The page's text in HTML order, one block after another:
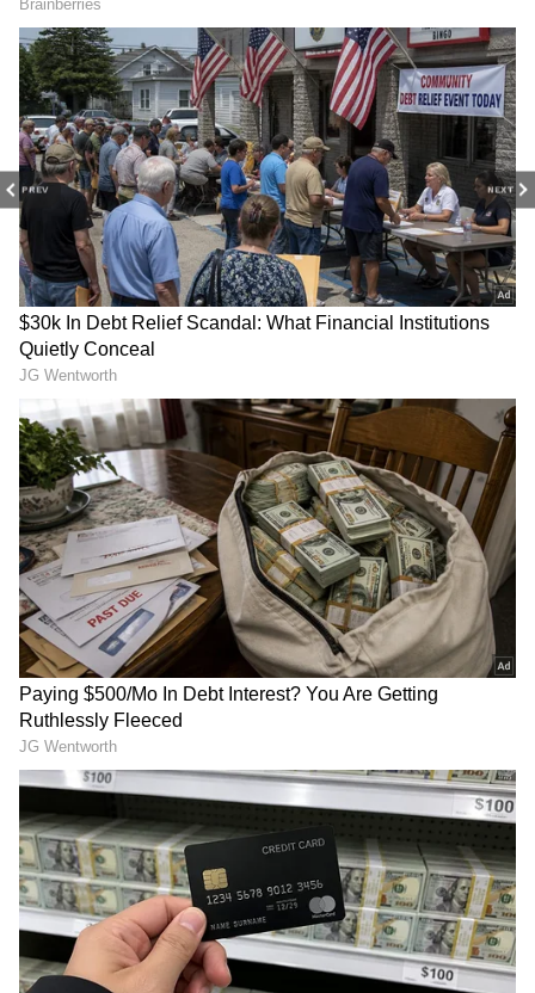
PREV NEXT
స్కైరా క్రియేషన్స్‌ సమర్పణలో రిలాక్స్‌ మూవీ మేకర్స్ ఈ
చిత్రాన్ని నిర్మిస్తున్నారు. ప్రధాన పాత్రలో విజయ్‌ శంకర్, అషూ
రెడ్డి, కీలక పాత్రలో సుహాసిని, భాను చందర్, జీవా, షియాజీ
షిండే, భరత్‌ రెడ్డి, రఘు బాబు,సూర్య భగవాన్‌ తదితరులు
నటిస్తున్నారు. ఈ చిత్రాన్నిగా ఎడిటర్‌గా సత్య. జీ, డీఓపీగా
జే. ప్రభాకర్‌ రెడ్డి తమ బెస్ట్ అవుట్ పుట్ ను అందించారు.
వినోద్‌ యజమాన్య అద్భుతమైన సంగీతానికి కాస‌ర్ల శ్యాం
మంచి లిరిక్స్ రాశారు.
RECOMMENDED STORIES
Tollywood: బాలయ్య నుంచి
ప్రభాస్ వరకు, చెత్త గెటప్పులతో
నవ్వులపాలైన హీరోలు.. నాగ్,
చిరు లకు కూడా తప్పలేదు
త్రిల్లర్.. ఓ మై డాగ్ సినిమా రివ్యూ
Savitri: తప్పంతా సావిత్రిదే..
మహానటి మొండితనం గురించి,
రమాప్రభ చెప్పిన సంచలన
విషయాలు
Varun Tej: ఎన్టీఆర్ మాత్రమే
కాదు.. కృష్ణ, చిరంజీవిపై కూడా..
నందమూరి అభిమానుల ట్రోలింగ్
LATEST VIDEOS
చీరాల పర్యటన లో స్వయంగా చీరను నేసిన
సీఎం చంద్రబాబు | CM Chandrababu
Chirala tour | Asianet Telugu
గుజరాత్‌లో వింత ఘటన అలల్లా ఎగసి
పడుతున్న బావి నీళ్లు | Virparada village |